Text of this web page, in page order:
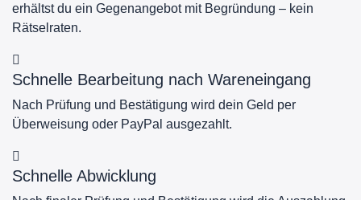
erhältst du ein Gegenangebot mit Begründung – kein
Rätselraten.
Schnelle Bearbeitung nach Wareneingang
Nach Prüfung und Bestätigung wird dein Geld per
Überweisung oder PayPal ausgezahlt.
Schnelle Abwicklung